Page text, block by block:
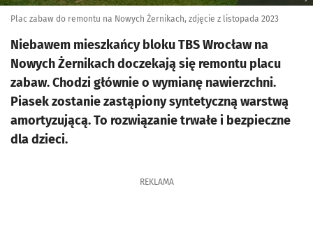
Plac zabaw do remontu na Nowych Żernikach, zdjęcie z listopada 2023
Niebawem mieszkańcy bloku TBS Wrocław na
Nowych Żernikach doczekają się remontu placu
zabaw. Chodzi głównie o wymianę nawierzchni.
Piasek zostanie zastąpiony syntetyczną warstwą
amortyzującą. To rozwiązanie trwałe i bezpieczne
dla dzieci.
REKLAMA